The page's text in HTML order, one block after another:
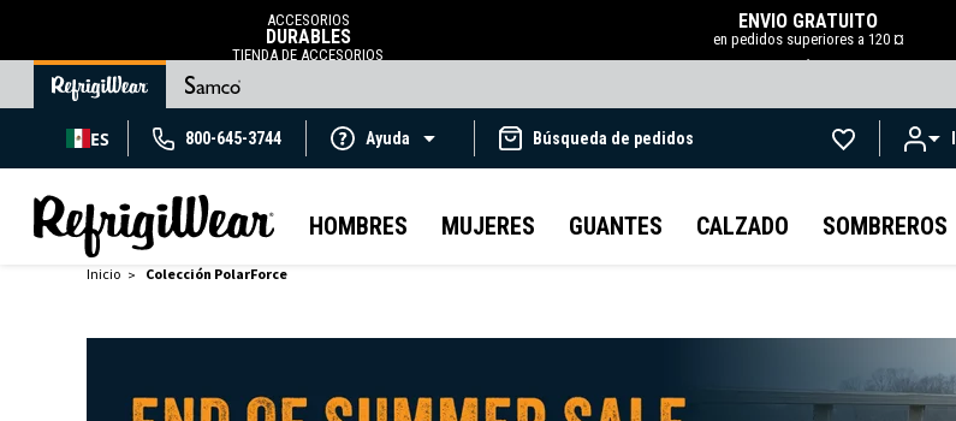
ACCESORIOS
DURABLES
TIENDA DE ACCESORIOS
ENVÍO GRATUITO
en pedidos superiores a 120 ¤
.
ES 800-645-3744 Ayuda Búsqueda de pedidos
HOMBRES MUJERES GUANTES CALZADO SOMBREROS
Inicio Colección PolarForce